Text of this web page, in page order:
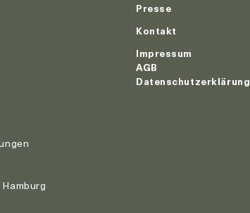
Presse
Kontakt
Impressum
AGB
Datenschutzerklärung